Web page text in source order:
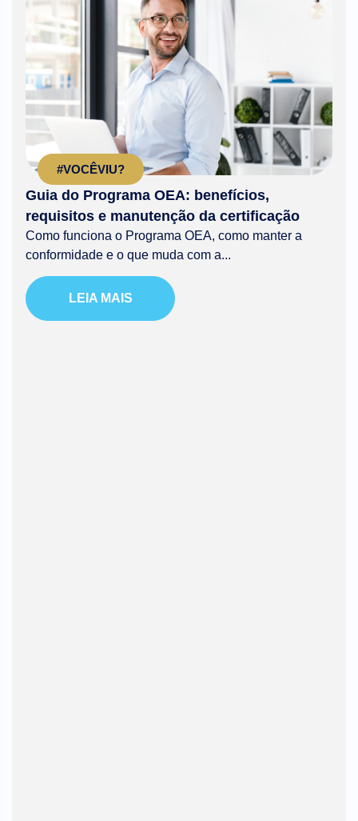
#VOCÊVIU?
Guia do Programa OEA: benefícios,
requisitos e manutenção da certificação
Como funciona o Programa OEA, como manter a
conformidade e o que muda com a...
LEIA MAIS